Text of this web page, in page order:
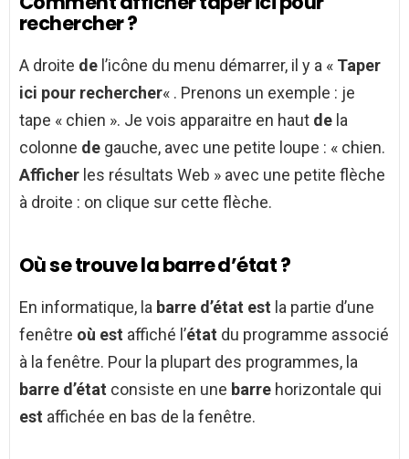
rechercher ?
A droite de l’icône du menu démarrer, il y a « Taper
ici pour rechercher« . Prenons un exemple : je
tape « chien ». Je vois apparaitre en haut de la
colonne de gauche, avec une petite loupe : « chien.
Afficher les résultats Web » avec une petite flèche
à droite : on clique sur cette flèche.
Où se trouve la barre d’état ?
En informatique, la barre d’état est la partie d’une
fenêtre où est affiché l’état du programme associé
à la fenêtre. Pour la plupart des programmes, la
barre d’état consiste en une barre horizontale qui
est affichée en bas de la fenêtre.